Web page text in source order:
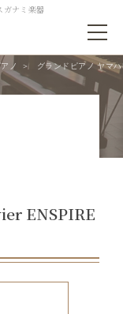
ガナミ楽器
ノ グランドピアノ ヤマ
ENSPIRE